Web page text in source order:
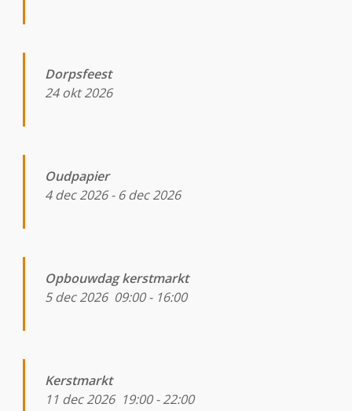
Dorpsfeest
24 okt 2026
Oudpapier
4 dec 2026- 6 dec 2026
Opbouwdag kerstmarkt
5 dec 2026 09:00- 16:00
Kerstmarkt
11 dec 2026 19:00-22:00